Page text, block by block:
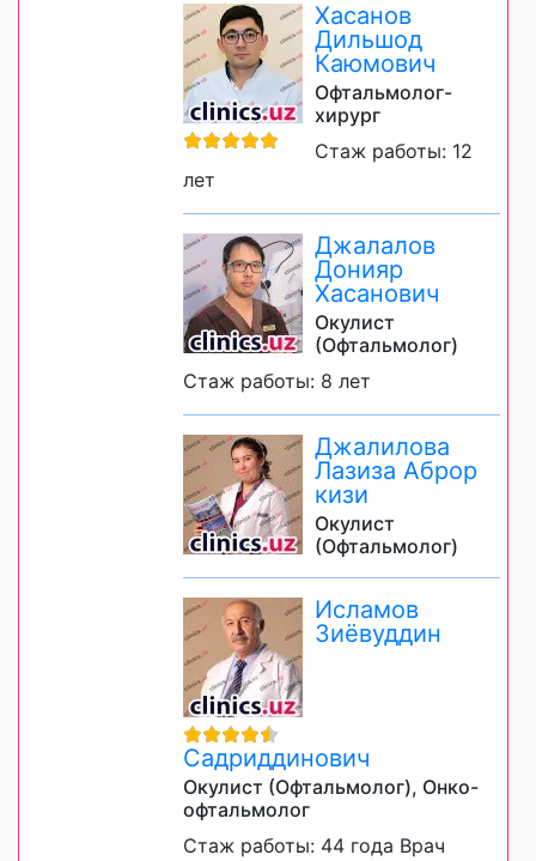
Хасанов
Дильшод
Каюмович
Офтальмолог-
хирург
Стаж работы: 12
лет
Джалалов
Донияр
Хасанович
Окулист
(Офтальмолог)
Стаж работы: 8 лет
Джалилова
Лазиза Аброр
кизи
Окулист
(Офтальмолог)
Исламов
Зиёвуддин
Садриддинович
Окулист (Офтальмолог), Онко-
офтальмолог
Стаж работы: 44 года Врач